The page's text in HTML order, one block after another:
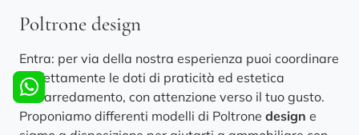
Poltrone design
Entra: per via della nostra esperienza puoi coordinare
perfettamente le doti di praticità ed estetica
dell'arredamento, con attenzione verso il tuo gusto.
Proponiamo differenti modelli di Poltrone design e